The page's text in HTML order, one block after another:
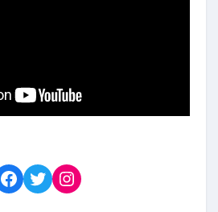
Facebook
TwitterInstagram